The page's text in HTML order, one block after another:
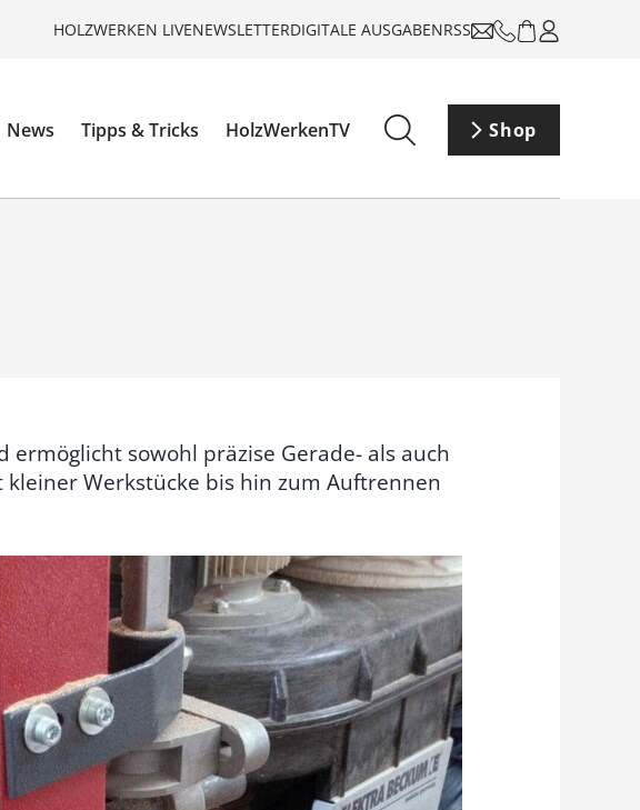
HOLZWERKEN LIVENEWSLETTERDIGITALE AUSGABENRSS
News Tipps & Tricks HolzWerkenTV Shop
sowohl präzise Gerade- als auch
Werkstücke bis hin zum Auftrennen